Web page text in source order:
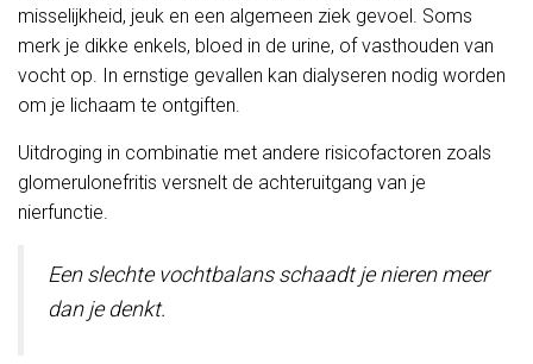
misselijkheid, jeuk en een algemeen ziek gevoel. Soms
merk je dikke enkels, bloed in de urine, of vasthouden van
vocht op. In ernstige gevallen kan dialyseren nodig worden
om je lichaam te ontgiften.
Uitdroging in combinatie met andere risicofactoren zoals
glomerulonefritis versnelt de achteruitgang van je
nierfunctie.
Een slechte vochtbalans schaadt je nieren meer
dan je denkt.